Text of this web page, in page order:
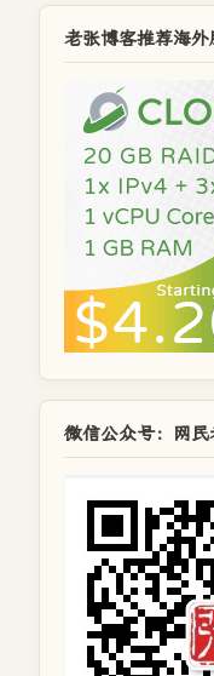
老张博客推荐海外
微信公众号：网民